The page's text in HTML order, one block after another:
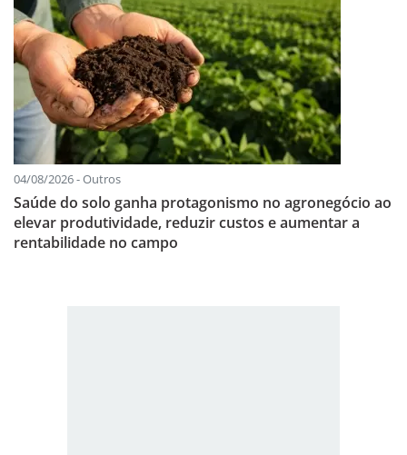
04/08/2026 - Outros
Saúde do solo ganha protagonismo no agronegócio ao
elevar produtividade, reduzir custos e aumentar a
rentabilidade no campo